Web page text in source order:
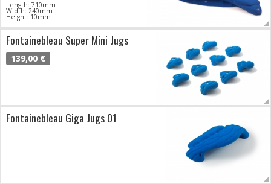
Length: 710mm
Width: 240mm
Height: 10mm
Fontainebleau Super Mini Jugs
139,00 €
Fontainebleau Giga Jugs 01